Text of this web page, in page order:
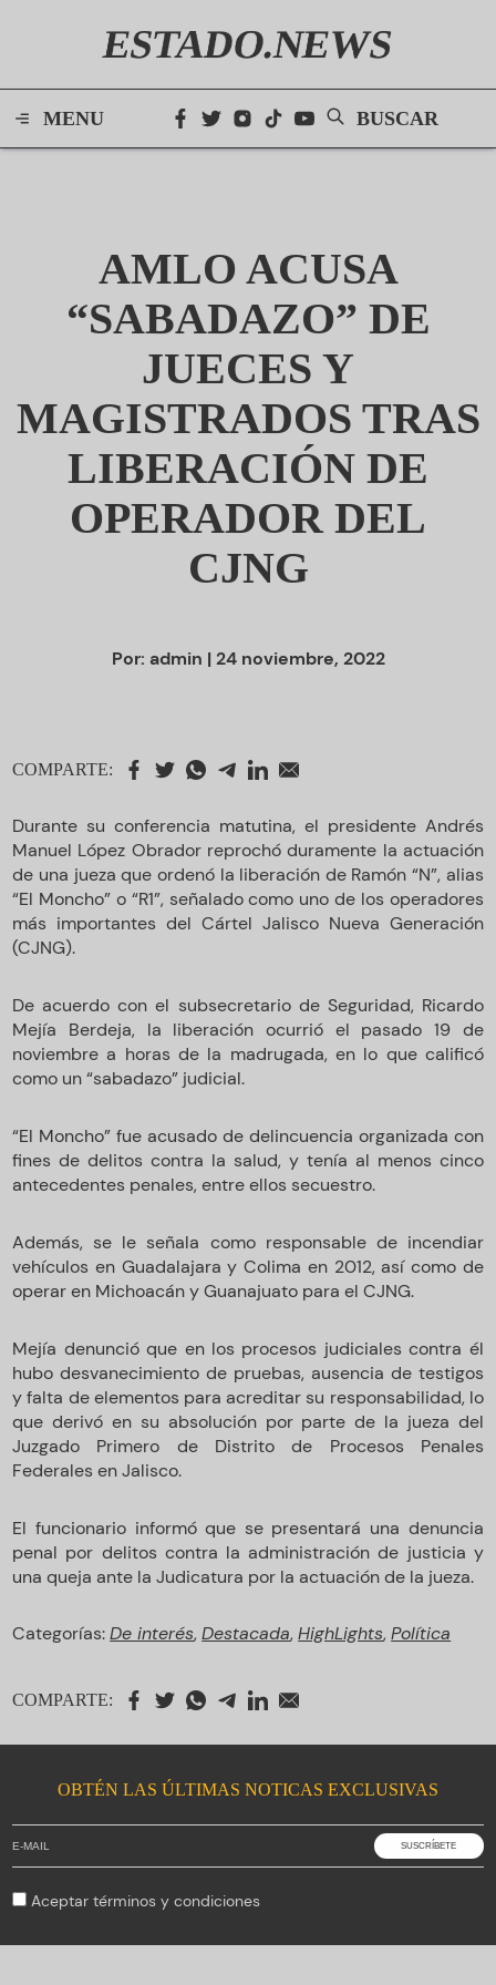
ESTADO.NEWS
MENU BUSCAR
AMLO ACUSA
“SABADAZO” DE
JUECES Y
MAGISTRADOS TRAS
LIBERACIÓN DE
OPERADOR DEL
CJNG
Por: admin | 24 noviembre, 2022
COMPARTE:
Durante su conferencia matutina, el presidente Andrés
Manuel López Obrador reprochó duramente la actuación
de una jueza que ordenó la liberación de Ramón “N”, alias
“El Moncho” o “R1”, señalado como uno de los operadores
más importantes del Cártel Jalisco Nueva Generación
(CJNG).
De acuerdo con el subsecretario de Seguridad, Ricardo
Mejía Berdeja, la liberación ocurrió el pasado 19 de
noviembre a horas de la madrugada, en lo que calificó
como un “sabadazo” judicial.
“El Moncho” fue acusado de delincuencia organizada con
fines de delitos contra la salud, y tenía al menos cinco
antecedentes penales, entre ellos secuestro.
Además, se le señala como responsable de incendiar
vehículos en Guadalajara y Colima en 2012, así como de
operar en Michoacán y Guanajuato para el CJNG.
Mejía denunció que en los procesos judiciales contra él
hubo desvanecimiento de pruebas, ausencia de testigos
y falta de elementos para acreditar su responsabilidad, lo
que derivó en su absolución por parte de la jueza del
Juzgado Primero de Distrito de Procesos Penales
Federales en Jalisco.
El funcionario informó que se presentará una denuncia
penal por delitos contra la administración de justicia y
una queja ante la Judicatura por la actuación de la jueza.
Categorías:De interés,Destacada,HighLights,Política
COMPARTE:
OBTÉN LAS ÚLTIMAS NOTICAS EXCLUSIVAS
Aceptartérminos y condiciones